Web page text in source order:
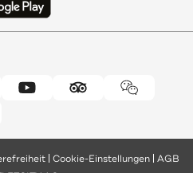
Cookie-Einstellungen AGB